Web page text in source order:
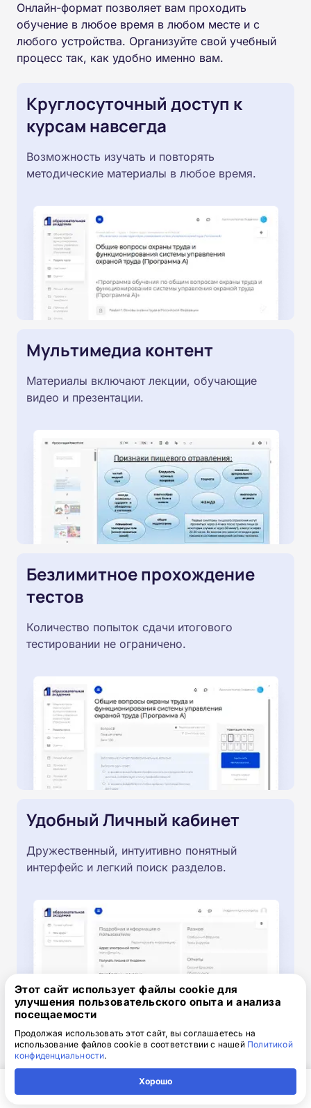
Онлайн-формат позволяет вам проходить
обучение в любое время в любом месте и с
любого устройства. Организуйте свой учебный
процесс так, как удобно именно вам.
Круглосуточный доступ к
курсам навсегда
Возможность изучать и повторять
методические материалы в любое время.
Мультимедиа контент
Материалы включают лекции, обучающие
видео и презентации.
Безлимитное прохождение
тестов
Количество попыток сдачи итогового
тестировании не ограничено.
Удобный Личный кабинет
Дружественный, интуитивно понятный
интерфейс и легкий поиск разделов.
Получите скидку 2 000 ₽
Этот сайт использует файлы cookie для
улучшения пользовательского опыта и анализа
посещаемости
Продолжая использовать этот сайт, вы соглашаетесь на
использование файлов cookie в соответствии с нашей Политикой
конфиденциальности.
Хорошо